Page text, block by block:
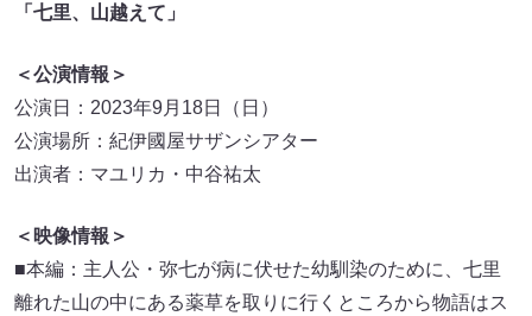
「七里、山越えて」
＜公演情報＞
公演日：2023年9月18日（日）
公演場所：紀伊國屋サザンシアター
出演者：マユリカ・中谷祐太
＜映像情報＞
■本編：主人公・弥七が病に伏せた幼馴染のために、七里
離れた山の中にある薬草を取りに行くところから物語はス